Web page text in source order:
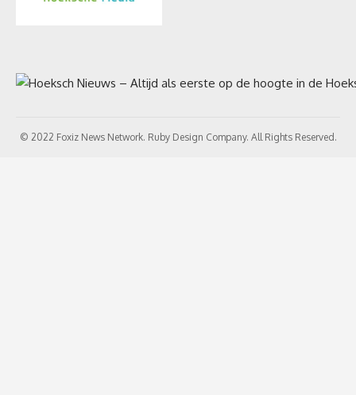
© 2022 Foxiz News Network. Ruby Design Company. All Rights Reserved.